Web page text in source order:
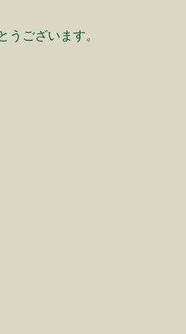
うございます。